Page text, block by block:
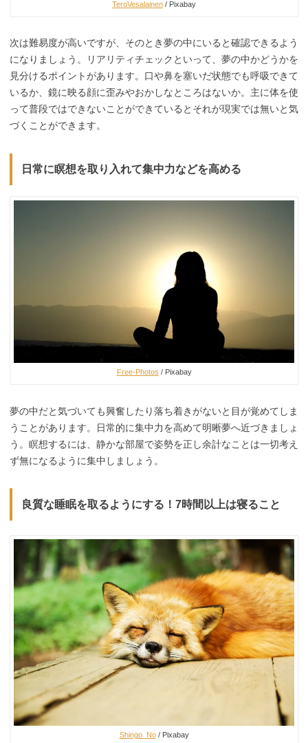
TeroVesalainen / Pixabay
次は難易度が高いですが、そのとき夢の中にいると確認できるよう
になりましょう。リアリティチェックといって、夢の中かどうかを
見分けるポイントがあります。口や鼻を塞いだ状態でも呼吸できて
いるか、鏡に映る顔に歪みやおかしなところはないか。主に体を使
って普段ではできないことができているとそれが現実では無いと気
づくことができます。
日常に瞑想を取り入れて集中力などを高める
Free-Photos / Pixabay
夢の中だと気づいても興奮したり落ち着きがないと目が覚めてしま
うことがあります。日常的に集中力を高めて明晰夢へ近づきましょ
う。瞑想するには、静かな部屋で姿勢を正し余計なことは一切考え
ず無になるように集中しましょう。
良質な睡眠を取るようにする！7時間以上は寝ること
Shingo_No/ Pixabay